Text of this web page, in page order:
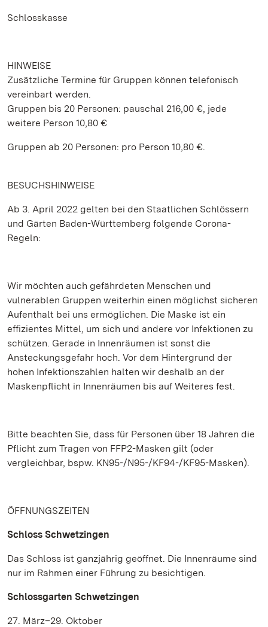
Schlosskasse
HINWEISE
Zusätzliche Termine für Gruppen können telefonisch
vereinbart werden.
Gruppen bis 20 Personen: pauschal 216,00 €, jede
weitere Person 10,80 €
Gruppen ab 20 Personen: pro Person 10,80 €.
BESUCHSHINWEISE
Ab 3. April 2022 gelten bei den Staatlichen Schlössern
und Gärten Baden-Württemberg folgende Corona-
Regeln:
Wir möchten auch gefährdeten Menschen und
vulnerablen Gruppen weiterhin einen möglichst sicheren
Aufenthalt bei uns ermöglichen. Die Maske ist ein
effizientes Mittel, um sich und andere vor Infektionen zu
schützen. Gerade in Innenräumen ist sonst die
Ansteckungsgefahr hoch. Vor dem Hintergrund der
hohen Infektionszahlen halten wir deshalb an der
Maskenpflicht in Innenräumen bis auf Weiteres fest.
Bitte beachten Sie, dass für Personen über 18 Jahren die
Pflicht zum Tragen von FFP2-Masken gilt (oder
vergleichbar, bspw. KN95-/N95-/KF94-/KF95-Masken).
ÖFFNUNGSZEITEN
Schloss Schwetzingen
Das Schloss ist ganzjährig geöffnet. Die Innenräume sind
nur im Rahmen einer Führung zu besichtigen.
Schlossgarten Schwetzingen
27. März–29. Oktober